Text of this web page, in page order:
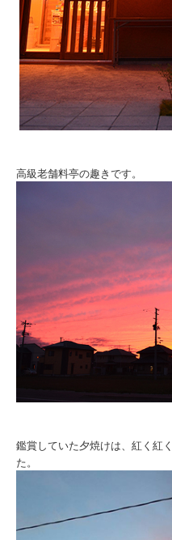
高級老舗料亭の趣きです。
鑑賞していた夕焼けは、紅く紅
た。